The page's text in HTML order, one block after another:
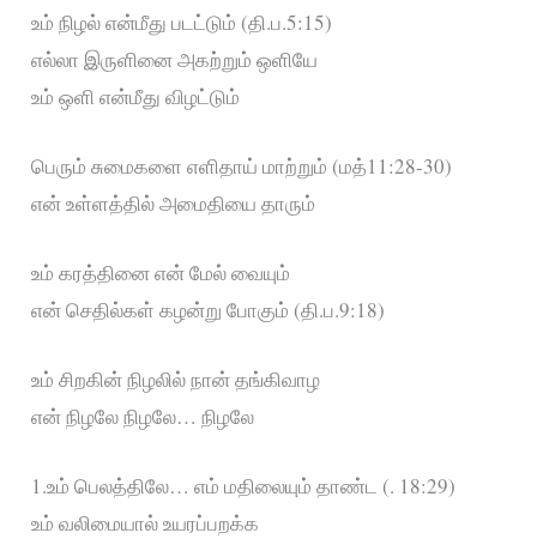
உம் நிழல் என்மீது படட்டும் (தி.ப.5:15)
எல்லா இருளினை அகற்றும் ஒளியே
உம் ஒளி என்மீது விழட்டும்
பெரும் சுமைகளை எளிதாய் மாற்றும் (மத்11:28-30)
என் உள்ளத்தில் அமைதியை தாரும்
உம் கரத்தினை என் மேல் வையும்
என் செதில்கள் கழன்று போகும் (தி.ப.9:18)
உம் சிறகின் நிழலில் நான் தங்கிவாழ
என் நிழலே நிழலே… நிழலே
1.உம் பெலத்திலே… எம் மதிலையும் தாண்ட (. 18:29)
உம் வலிமையால் உயரப்பறக்க